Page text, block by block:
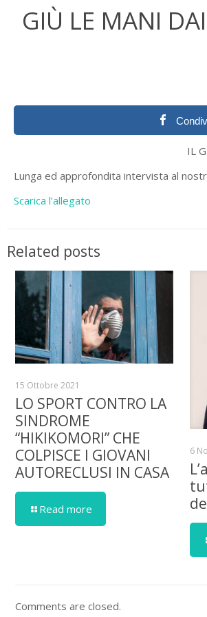
GIÙ LE MANI
IL GIORNALE DI SAN
Lunga ed approfondita intervista al
Scarica l’allegato
Related posts
15 Ottobre 2021
LO SPORT CONTRO LA
SINDROME
“HIKIKOMORI” CHE
COLPISCE I GIOVANI
AUTORECLUSI IN CASA
Read more
6
Comments are closed.